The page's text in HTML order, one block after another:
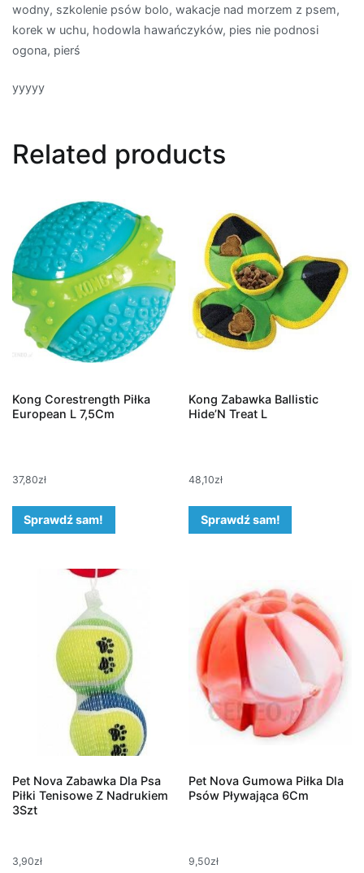
wodny, szkolenie psów bolo, wakacje nad morzem z psem,
korek w uchu, hodowla hawańczyków, pies nie podnosi
ogona, pierś
yyyyy
Related products
Kong Corestrength Piłka
European L 7,5Cm
37,80zł
Sprawdź sam!
Kong Zabawka Ballistic
Hide’N Treat L
48,10zł
Sprawdź sam!
Pet Nova Zabawka Dla Psa
Piłki Tenisowe Z Nadrukiem
3Szt
3,90zł
Pet Nova Gumowa Piłka Dla
Psów Pływająca 6Cm
9,50zł